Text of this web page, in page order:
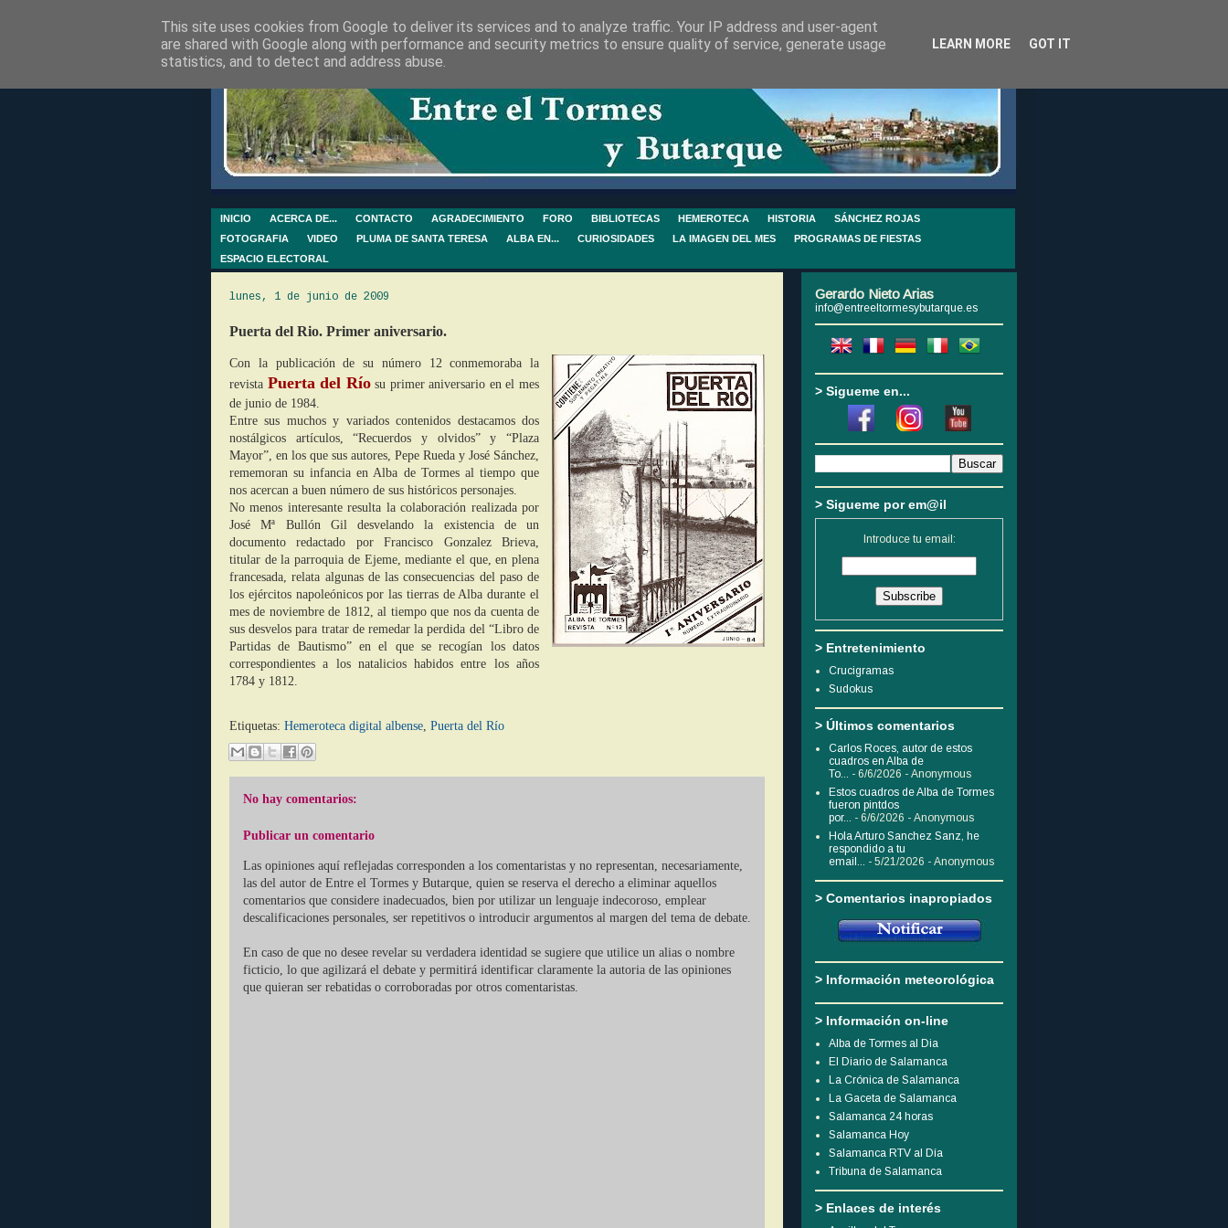
INICIO ACERCA DE... CONTACTO AGRADECIMIENTO FORO BIBLIOTECAS HEMEROTECA HISTORIA
SÁNCHEZ ROJAS
FOTOGRAFIA
VIDEO PLUMA DE SANTA TERESA ALBA EN... CURIOSIDADES LA IMAGEN DEL MES
PROGRAMAS DE FIESTAS
ESPACIO ELECTORAL
lunes, 1 de junio de 2009
Puerta del Rio. Primer aniversario.
Con la publicación de su número 12 conmemoraba la
revista Puerta del Ríosu primer aniversario en el mes
de junio de 1984.
Entre sus muchos y variados contenidos destacamos dos
nostálgicos artículos, “Recuerdos y olvidos” y “Plaza
Mayor”, en los que sus autores, Pepe Rueda y José Sánchez,
rememoran su infancia en Alba de Tormes al tiempo que
nos acercan a buen número de sus históricos personajes.
No menos interesante resulta la colaboración realizada por
José Mª Bullón Gil desvelando la existencia de un
documento redactado por Francisco Gonzalez Brieva,
titular de la parroquia de Ejeme, mediante el que, en plena
francesada, relata algunas de las consecuencias del paso de
los ejércitos napoleónicos por las tierras de Alba durante el
mes de noviembre de 1812, al tiempo que nos da cuenta de
sus desvelos para tratar de remedar la perdida del “Libro de
Partidas de Bautismo” en el que se recogían los datos
correspondientes a los natalicios habidos entre los años
1784 y 1812.
Etiquetas: Hemeroteca digital albense, Puerta del Río
No hay comentarios:
Publicar un comentario
Las opiniones aquí reflejadas corresponden a los comentaristas y no representan, necesariamente,
las del autor de Entre el Tormes y Butarque, quien se reserva el derecho a eliminar aquellos
comentarios que considere inadecuados, bien por utilizar un lenguaje indecoroso, emplear
descalificaciones personales, ser repetitivos o introducir argumentos al margen del tema de debate.
En caso de que no desee revelar su verdadera identidad se sugiere que utilice un alias o nombre
ficticio, lo que agilizará el debate y permitirá identificar claramente la autoria de las opiniones
que quieran ser rebatidas o corroboradas por otros comentaristas.
Gerardo Nieto Arias
info@entreeltormesybutarque.es
> Sigueme en...
> Sigueme por em@il
Introduce tu email:
> Entretenimiento
Crucigramas
Sudokus
> Últimos comentarios
Carlos Roces, autor de estos
cuadros en Alba de
To... - 6/6/2026 - Anonymous
Estos cuadros de Alba de Tormes
fueron pintdos
por... - 6/6/2026 - Anonymous
Hola Arturo Sanchez Sanz, he
respondido a tu
email... - 5/21/2026 - Anonymous
> Comentarios inapropiados
> Información meteorológica
> Información on-line
Alba de Tormes al Dia
El Diario de Salamanca
La Crónica de Salamanca
La Gaceta de Salamanca
Salamanca 24 horas
Salamanca Hoy
Salamanca RTV al Día
Tribuna de Salamanca
> Enlaces de interés
This site uses cookies from Google to deliver its services and to analyze traffic. Your IP address and user-agent
are shared with Google along with performance and security metrics to ensure quality of service, generate usage
statistics, and to detect and address abuse.
LEARN MORE GOT IT